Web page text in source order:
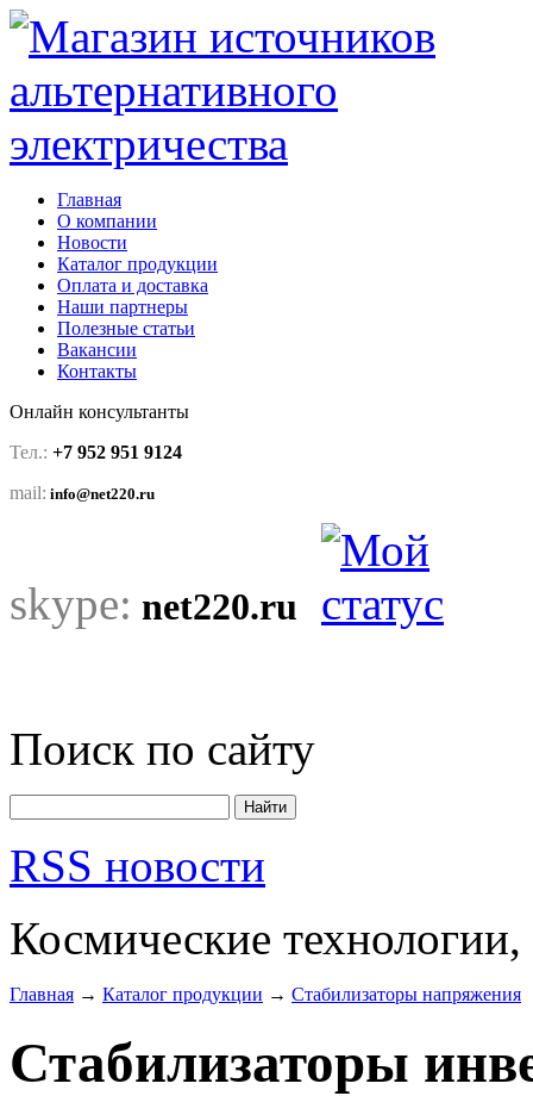
Главная
О компании
Новости
Каталог продукции
Оплата и доставка
Наши партнеры
Полезные статьи
Вакансии
Контакты
Онлайн консультанты
Тел.: +7 952 951 9124
mail: info@net220.ru
skype: net220.ru
Поиск по сайту
RSS новости
Космические технологии,
Главная → Каталог продукции → Стабилизаторы напряжения
Стабилизаторы